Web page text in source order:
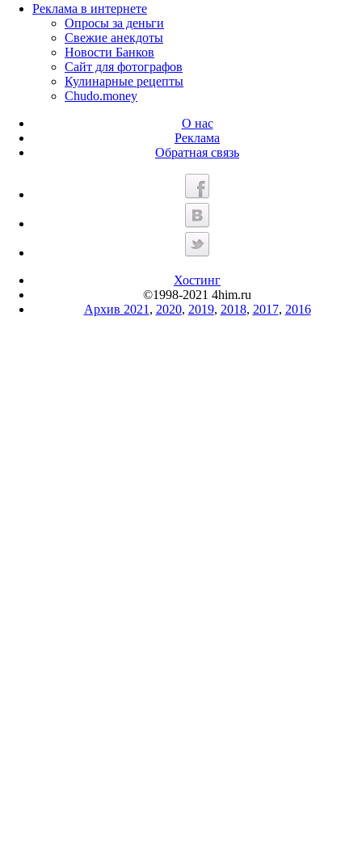
Реклама в интернете
Опросы за деньги
Свежие анекдоты
Новости Банков
Сайт для фотографов
Кулинарные рецепты
Chudo.money
О нас
Реклама
Обратная связь
Хостинг
©1998-2021 4him.ru
Архив 2021 , 2020, 2019, 2018, 2017, 2016